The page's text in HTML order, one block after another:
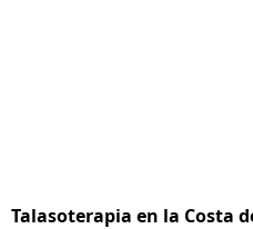
Talasoterapia en la Costa